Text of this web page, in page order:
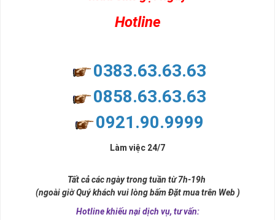
Chọn Mua Sim Số Đẹp VIettel Giá Rẻ
Với độ phủ sóng rộng khắp, cùng với chất lượng nghe gọi, tốc
độ truy cập nhanh nhất Viettel dã không ngừng phát triển và
trở thành sự lựa chọn hàng đầu của người tiêu dùng.
đầu số dành cho di động và đầu số điện thoại cố định, Fax,
Home Phone, trong đó các đầu số cổ Viettel như 096, 097,
098, 086 và các đầu số mới được chuyển từ 11 số về 10 số
Hotline
0383.63.63.63
0858.63.63.63
0921.90.9999
Làm việc 24/7
Tất cả các ngày trong tuần từ 7h-19h
(ngoài giờ Quý khách vui lòng bấm Đặt mua trên Web )
Hotline khiếu nại dịch vụ, tư vấn: